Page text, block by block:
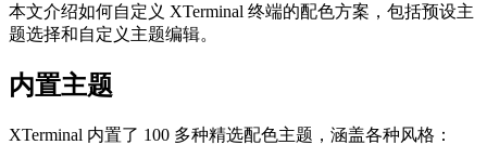
本文介绍如何自定义 XTerminal 终端的配色方案，包括预设主
题选择和自定义主题编辑。
内置主题
XTerminal 内置了 100 多种精选配色主题，涵盖各种风格：